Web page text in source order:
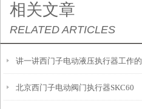
相关文章
RELATED ARTICLES
讲一讲西门子电动液压执行器工作的
原理
北京西门子电动阀门执行器SKC60